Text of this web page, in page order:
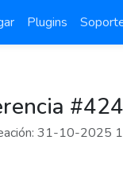
Plugins
31-10-2025